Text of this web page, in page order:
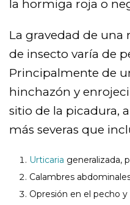
la hormiga roja o
La gravedad de una
de insecto varía de
Principalmente de
hinchazón y
sitio de la picadura,
más severas que
Urticaria generalizada,
Calambres
Opresión en el pecho